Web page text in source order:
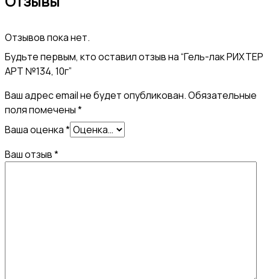
10г
Отзывов пока нет.
Будьте первым, кто оставил отзыв на “Гель-лак РИХТЕР
АРТ №134, 10г”
Ваш адрес email не будет опубликован.Обязательные
поля помечены*
Ваша оценка*
Ваш отзыв*